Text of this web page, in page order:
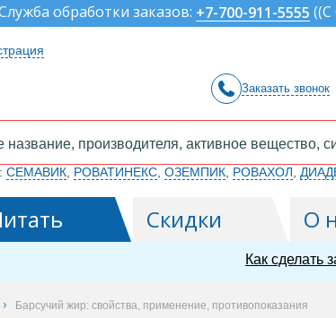
обработки заказов: +7-700-911-5555 ((С
Заказать звонок
СЕМАВИК РОВАТИНЕКС ОЗЕМПИК РОВАХОЛ
Скидки О
Как сделать
Барсучий жир: свойства, применение, противопоказания